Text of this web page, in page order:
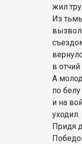
жил
Из
в
А
по
и на
уходил.
Придя